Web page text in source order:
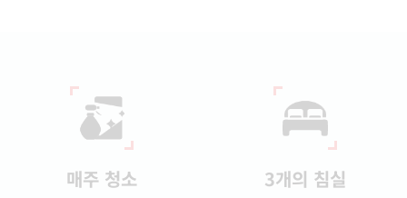
매주 청소 3개의 침실